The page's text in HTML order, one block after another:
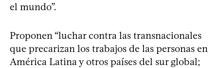
el mundo”.
Proponen “luchar contra las transnacionales
que precarizan los trabajos de las personas en
América Latina y otros países del sur global;